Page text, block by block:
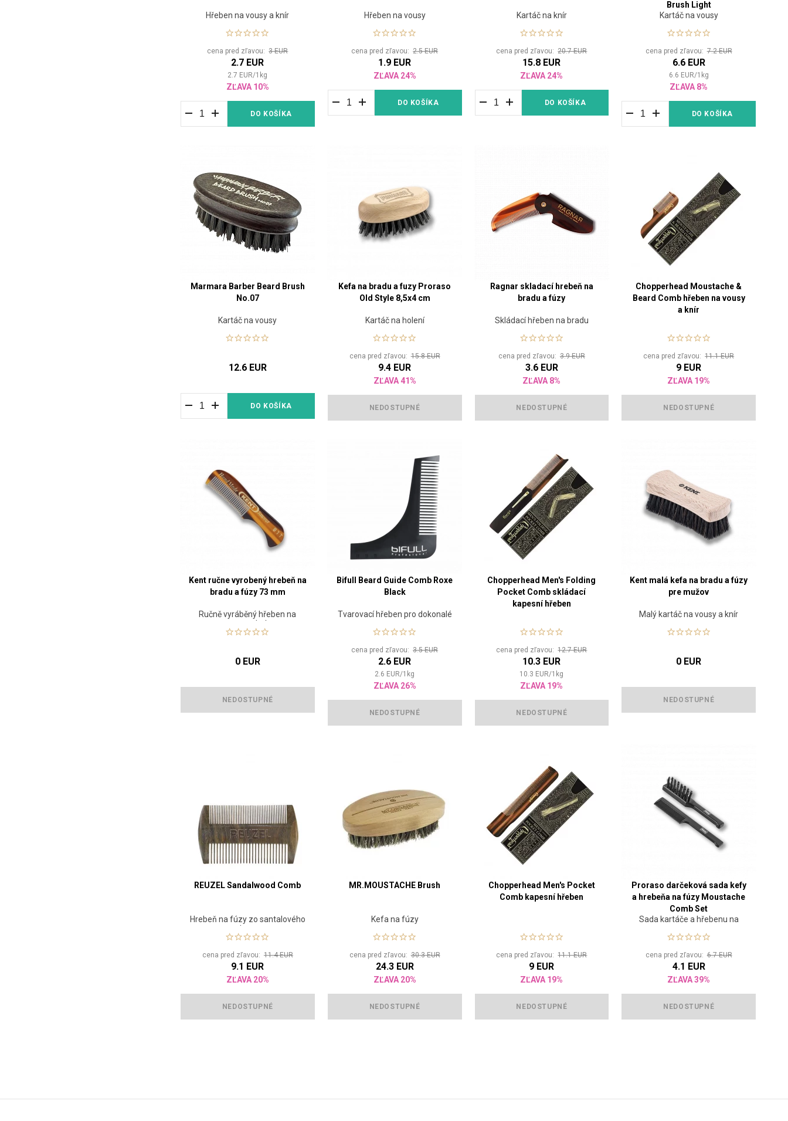
Hřeben na vousy a knír
cena pred zľavou:3 EUR
2.7 EUR
2.7 EUR/1 kg
ZĽAVA 10%
DO KOŠÍKA
Hřeben na vousy
cena pred zľavou:2.5 EUR
1.9 EUR
ZĽAVA 24%
DO KOŠÍKA
Kartáč na knír
cena pred zľavou:20.7 EUR
15.8 EUR
ZĽAVA 24%
DO KOŠÍKA
Brush Light
Kartáč na vousy
cena pred zľavou:7.2 EUR
6.6 EUR
6.6 EUR/1 kg
ZĽAVA 8%
DO KOŠÍKA
Marmara Barber Beard Brush
No.07
Kartáč na vousy
12.6 EUR
DO KOŠÍKA
Kefa na bradu a fuzy Proraso
Old Style 8,5x4 cm
Kartáč na holení
cena pred zľavou:15.8 EUR
9.4 EUR
ZĽAVA 41%
NEDOSTUPNÉ
Ragnar skladací hrebeň na
bradu a fúzy
Skládací hřeben na bradu
cena pred zľavou: 3.9 EUR
3.6 EUR
ZĽAVA 8%
NEDOSTUPNÉ
Chopperhead Moustache &
Beard Comb hřeben na vousy
a knír
cena pred zľavou:11.1 EUR
9 EUR
ZĽAVA 19%
NEDOSTUPNÉ
Kent ručne vyrobený hrebeň na
bradu a fúzy 73 mm
Ručně vyráběný hřeben na
vousy a knír
0 EUR
NEDOSTUPNÉ
Bifull Beard Guide Comb Roxe
Black
Tvarovací hřeben pro dokonalé
cena pred zľavou:3.5 EUR
2.6 EUR
2.6 EUR/1 kg
ZĽAVA 26%
NEDOSTUPNÉ
Chopperhead Men's Folding
Pocket Comb skládací
kapesní hřeben
cena pred zľavou:12.7 EUR
10.3 EUR
10.3 EUR/1 kg
ZĽAVA 19%
NEDOSTUPNÉ
Kent malá kefa na bradu a fúzy
pre mužov
Malý kartáč na vousy a knír
0 EUR
NEDOSTUPNÉ
REUZEL Sandalwood Comb
Hrebeň na fúzy zo santalového
dreva
cena pred zľavou: 11.4 EUR
9.1 EUR
ZĽAVA 20%
NEDOSTUPNÉ
MR.MOUSTACHE Brush
Kefa na fúzy
cena pred zľavou:30.3 EUR
24.3 EUR
ZĽAVA 20%
NEDOSTUPNÉ
Chopperhead Men's Pocket
Comb kapesní hřeben
cena pred zľavou:11.1 EUR
9 EUR
ZĽAVA 19%
NEDOSTUPNÉ
Proraso darčeková sada kefy
a hrebeňa na fúzy Moustache
Comb Set
Sada kartáče a hřebenu na
cena pred zľavou:6.7 EUR
4.1 EUR
ZĽAVA 39%
NEDOSTUPNÉ